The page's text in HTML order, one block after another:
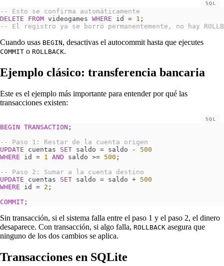
-- Esto se confirma automáticamente
DELETE FROM videogames WHERE id = 1 ;
-- El registro ya se borró permanentemente, no hay
SQL
Cuando usas BEGIN, desactivas el autocommit hasta que ejecutes
COMMIT o ROLLBACK.
Ejemplo clásico: transferencia bancaria
Este es el ejemplo más importante para entender por qué las
transacciones existen:
BEGIN TRANSACTION ;
-- Paso 1: Restar de la cuenta origen
UPDATE cuentas SET saldo = saldo - 500
WHERE id = 1 AND saldo >= 500 ;
-- Paso 2: Sumar a la cuenta destino
UPDATE cuentas SET saldo = saldo + 500
WHERE id = 2 ;
COMMIT ;
SQL
Sin transacción, si el sistema falla entre el paso 1 y el paso 2, el dinero
desaparece. Con transacción, si algo falla, ROLLBACK asegura que
ninguno de los dos cambios se aplica.
Transacciones en SQLite